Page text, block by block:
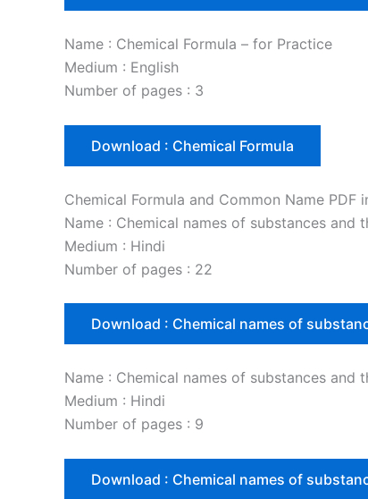
Name : Chemical Formula – for Practice
Medium : English
Number of pages : 3
Download : Chemical Formula
Chemical Formula and Common Name PDF
Name : Chemical names of substances and
Medium : Hindi
Number of pages : 22
Download : Chemical names of
Name : Chemical names of substances and
Medium : Hindi
Number of pages : 9
Download : Chemical names of